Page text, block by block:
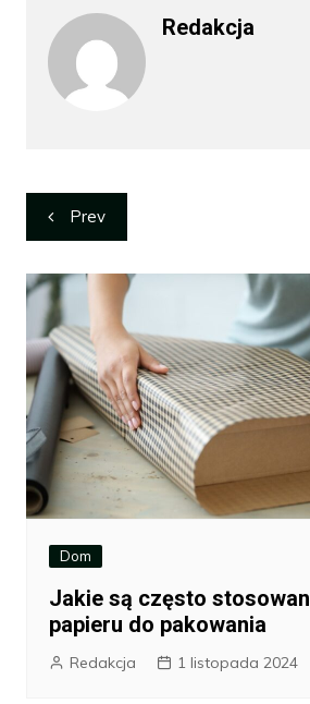
Redakcja
Nawigacja
wpisu
Prev
Dom
Jakie są często
papieru do pakowania
Redakcja 1 listopada 2024